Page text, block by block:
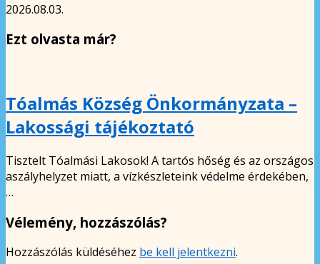
2026.08.03.
Ezt olvasta már?
Tóalmás Község Önkormányzata –
Lakossági tájékoztató
Tisztelt Tóalmási Lakosok! A tartós hőség és az országos
aszályhelyzet miatt, a vízkészleteink védelme érdekében,
…
Vélemény, hozzászólás?
Hozzászólás küldéséhez be kell jelentkezni.